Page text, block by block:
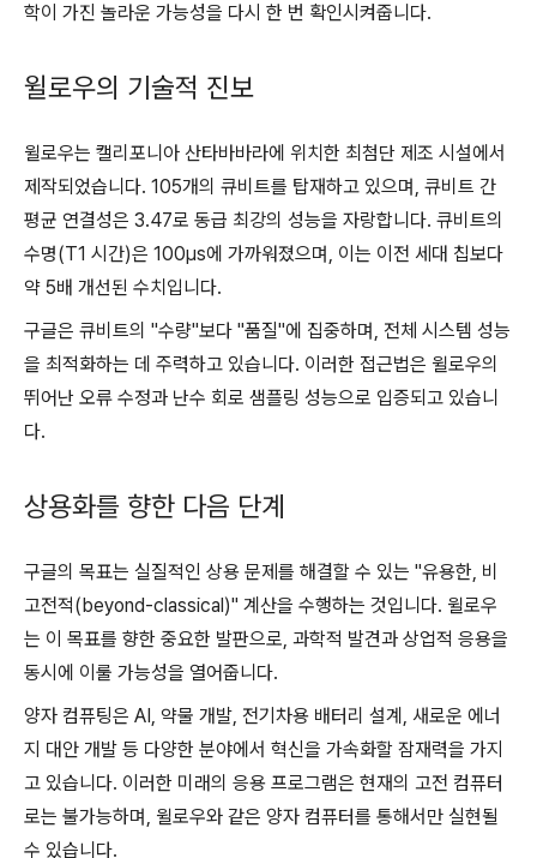
학이 가진 놀라운 가능성을 다시 한 번 확인시켜줍니다.
윌로우의 기술적 진보
윌로우는 캘리포니아 산타바바라에 위치한 최첨단 제조 시설에서
제작되었습니다. 105개의 큐비트를 탑재하고 있으며, 큐비트 간
평균 연결성은 3.47로 동급 최강의 성능을 자랑합니다. 큐비트의
수명(T1 시간)은 100µs에 가까워졌으며, 이는 이전 세대 칩보다
약 5배 개선된 수치입니다.
구글은 큐비트의 "수량"보다 "품질"에 집중하며, 전체 시스템 성능
을 최적화하는 데 주력하고 있습니다. 이러한 접근법은 윌로우의
뛰어난 오류 수정과 난수 회로 샘플링 성능으로 입증되고 있습니
다.
상용화를 향한 다음 단계
구글의 목표는 실질적인 상용 문제를 해결할 수 있는 "유용한, 비
고전적(beyond-classical)" 계산을 수행하는 것입니다. 윌로우
는 이 목표를 향한 중요한 발판으로, 과학적 발견과 상업적 응용을
동시에 이룰 가능성을 열어줍니다.
양자 컴퓨팅은 AI, 약물 개발, 전기차용 배터리 설계, 새로운 에너
지 대안 개발 등 다양한 분야에서 혁신을 가속화할 잠재력을 가지
고 있습니다. 이러한 미래의 응용 프로그램은 현재의 고전 컴퓨터
로는 불가능하며, 윌로우와 같은 양자 컴퓨터를 통해서만 실현될
수 있습니다.